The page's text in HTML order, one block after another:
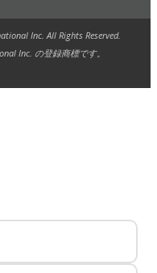
Inc. All Rights Reserved.
Inc. の登録商標です。